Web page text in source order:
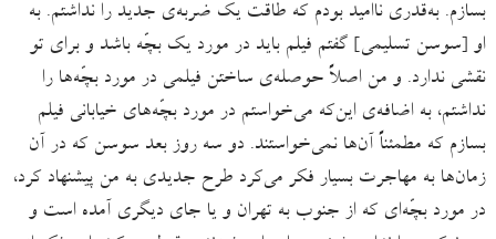
بسازم. به‌قدری ناامید بودم که طاقت یک ضربه‌ی جدید را نداشتم. به
او [سوسن تسلیمی] گفتم فیلم باید در مورد یک بچّه باشد و برای تو
نقشی ندارد. و من اصلاً حوصله‌ی ساختن فیلمی در مورد بچّه‌ها را
نداشتم، به اضافه‌ی این‌که می‌خواستم در مورد بچّه‌های خیابانی فیلم
بسازم که مطمئناً آن‌ها نمی‌خواستند. دو سه روز بعد سوسن که در آن
زمان‌ها به مهاجرت بسیار فکر می‌کرد طرح جدیدی به من پیشنهاد کرد،
در مورد بچّه‌ای که از جنوب به تهران و یا جای دیگری آمده است و